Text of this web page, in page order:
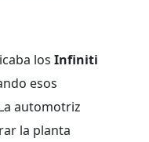
los Infiniti
esos
automotriz
la planta